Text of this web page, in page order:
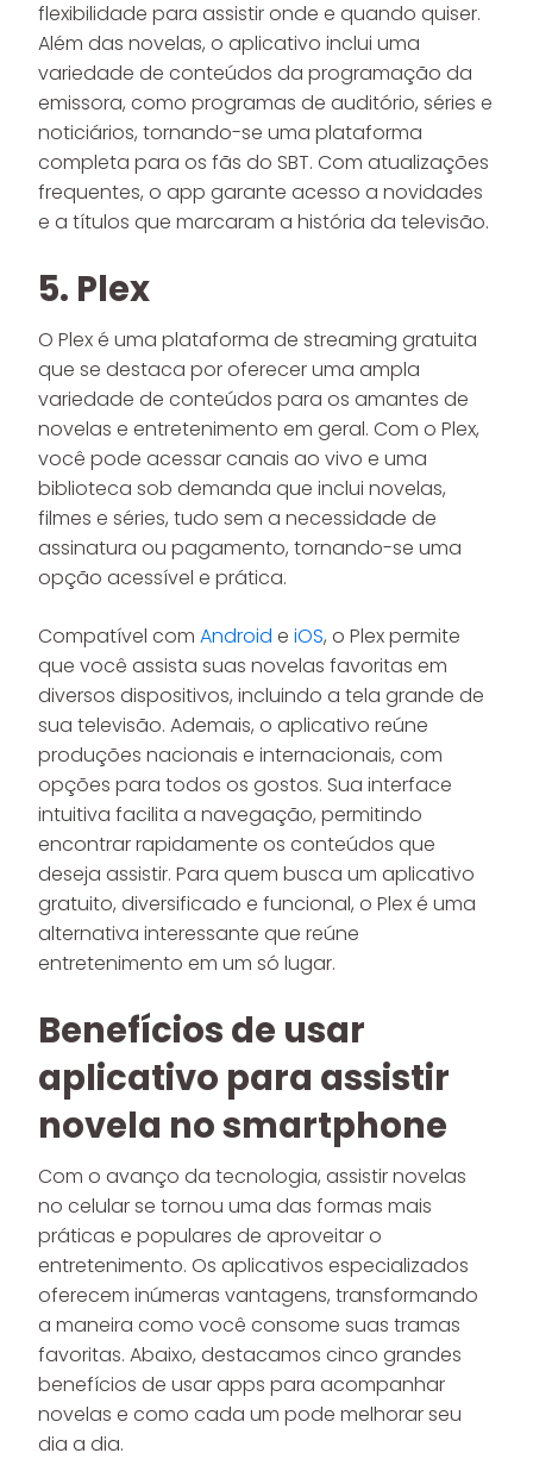
flexibilidade para assistir onde e quando quiser.
Além das novelas, o aplicativo inclui uma
variedade de conteúdos da programação da
emissora, como programas de auditório, séries e
noticiários, tornando-se uma plataforma
completa para os fãs do SBT. Com atualizações
frequentes, o app garante acesso a novidades
e a títulos que marcaram a história da televisão.
5. Plex
O Plex é uma plataforma de streaming gratuita
que se destaca por oferecer uma ampla
variedade de conteúdos para os amantes de
novelas e entretenimento em geral. Com o Plex,
você pode acessar canais ao vivo e uma
biblioteca sob demanda que inclui novelas,
filmes e séries, tudo sem a necessidade de
assinatura ou pagamento, tornando-se uma
opção acessível e prática.
Compatível com Android e iOS, o Plex permite
que você assista suas novelas favoritas em
diversos dispositivos, incluindo a tela grande de
sua televisão. Ademais, o aplicativo reúne
produções nacionais e internacionais, com
opções para todos os gostos. Sua interface
intuitiva facilita a navegação, permitindo
encontrar rapidamente os conteúdos que
deseja assistir. Para quem busca um aplicativo
gratuito, diversificado e funcional, o Plex é uma
alternativa interessante que reúne
entretenimento em um só lugar.
Benefícios de usar
aplicativo para assistir
novela no smartphone
Com o avanço da tecnologia, assistir novelas
no celular se tornou uma das formas mais
práticas e populares de aproveitar o
entretenimento. Os aplicativos especializados
oferecem inúmeras vantagens, transformando
a maneira como você consome suas tramas
favoritas. Abaixo, destacamos cinco grandes
benefícios de usar apps para acompanhar
novelas e como cada um pode melhorar seu
dia a dia.